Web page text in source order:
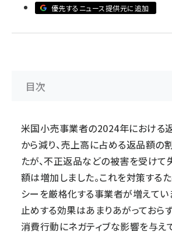
優先するニュース提供元に追加
目次
米国小売事業者の2024年における
から減り、売上高に占める返品額の
たが、不正返品などの被害を受けて
額は増加しました。これを対策する
シーを厳格化する事業者が増えてい
止めする効果はあまりあがっておら
消費行動にネガティブな影響を与え